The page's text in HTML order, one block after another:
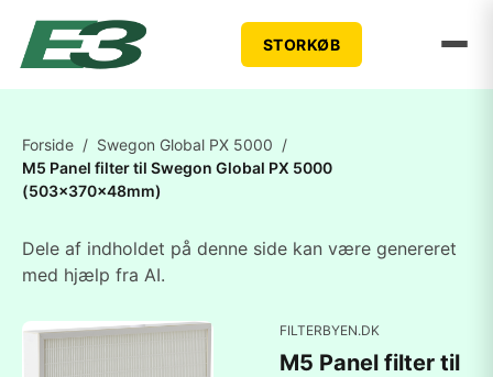
STORKØB
Forside / Swegon Global PX 5000 /
M5 Panel filter til Swegon Global PX 5000
(503x370x48mm)
Dele af indholdet på denne side kan være genereret
med hjælp fra AI.
FILTERBYEN.DK
M5 Panel filter til